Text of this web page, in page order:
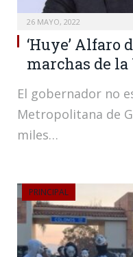
26 MAYO, 2022
‘Huye’ Alfaro
marchas de la
El gobernador no
Metropolitana de
miles…
PRINCIPAL